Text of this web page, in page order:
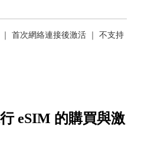
首次網絡連接後激活 ｜ 不支持
eSIM 的購買與激